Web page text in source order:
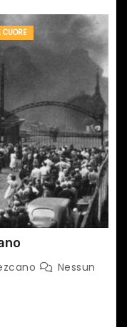
Nessun